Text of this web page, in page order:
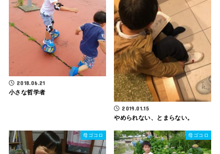
2018.06.21
小さな哲学者
2019.01.15
やめられない、とまらない。
母ゴコロ 母ゴコロ